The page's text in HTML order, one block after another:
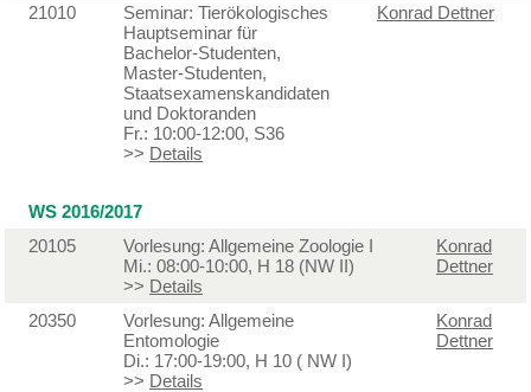
21010
Seminar: Tierökologisches
Hauptseminar für
Bachelor-Studenten,
Master-Studenten,
Staatsexamenskandidaten
und Doktoranden
Fr.: 10:00-12:00, S36
>> Details
Konrad Dettner
WS 2016/2017
20105
Vorlesung: Allgemeine Zoologie I
Mi.: 08:00-10:00, H 18 (NW II)
>> Details
Konrad
Dettner
20350
Vorlesung: Allgemeine
Entomologie
Di.: 17:00-19:00, H 10 ( NW I)
>> Details
Konrad
Dettner